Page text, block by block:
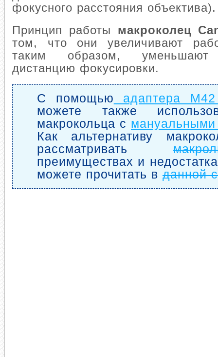
фокусного расстояния объектива).
Принцип работы макроколец
том, что они увеличивают
таким образом, уменьшают
дистанцию фокусировки.
С помощью адаптера
можете также
макрокольца с мануальными
Как альтернативу
рассматривать
преимуществах и
можете прочитать в данной